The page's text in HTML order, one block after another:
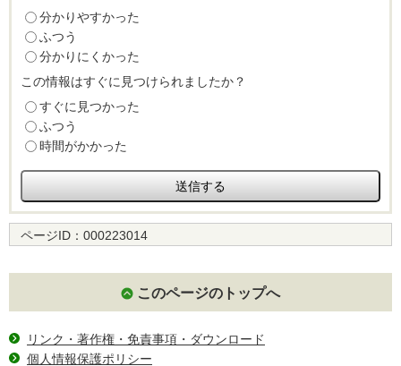
分かりやすかった
ふつう
分かりにくかった
この情報はすぐに見つけられましたか？
すぐに見つかった
ふつう
時間がかかった
ページID： 000223014
このページのトップへ
リンク・著作権・免責事項・ダウンロード
個人情報保護ポリシー